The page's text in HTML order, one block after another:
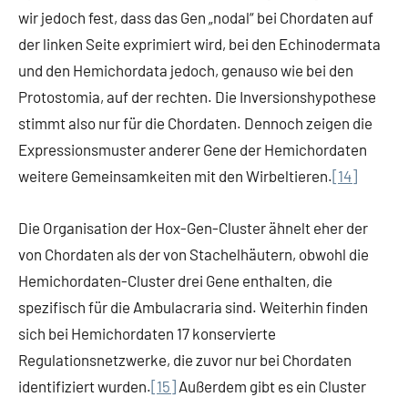
wir jedoch fest, dass das Gen „nodal“ bei Chordaten auf
der linken Seite exprimiert wird, bei den Echinodermata
und den Hemichordata jedoch, genauso wie bei den
Protostomia, auf der rechten. Die Inversionshypothese
stimmt also nur für die Chordaten. Dennoch zeigen die
Expressionsmuster anderer Gene der Hemichordaten
weitere Gemeinsamkeiten mit den Wirbeltieren.[14]
Die Organisation der Hox-Gen-Cluster ähnelt eher der
von Chordaten als der von Stachelhäutern, obwohl die
Hemichordaten-Cluster drei Gene enthalten, die
spezifisch für die Ambulacraria sind. Weiterhin finden
sich bei Hemichordaten 17 konservierte
Regulationsnetzwerke, die zuvor nur bei Chordaten
identifiziert wurden.[15] Außerdem gibt es ein Cluster